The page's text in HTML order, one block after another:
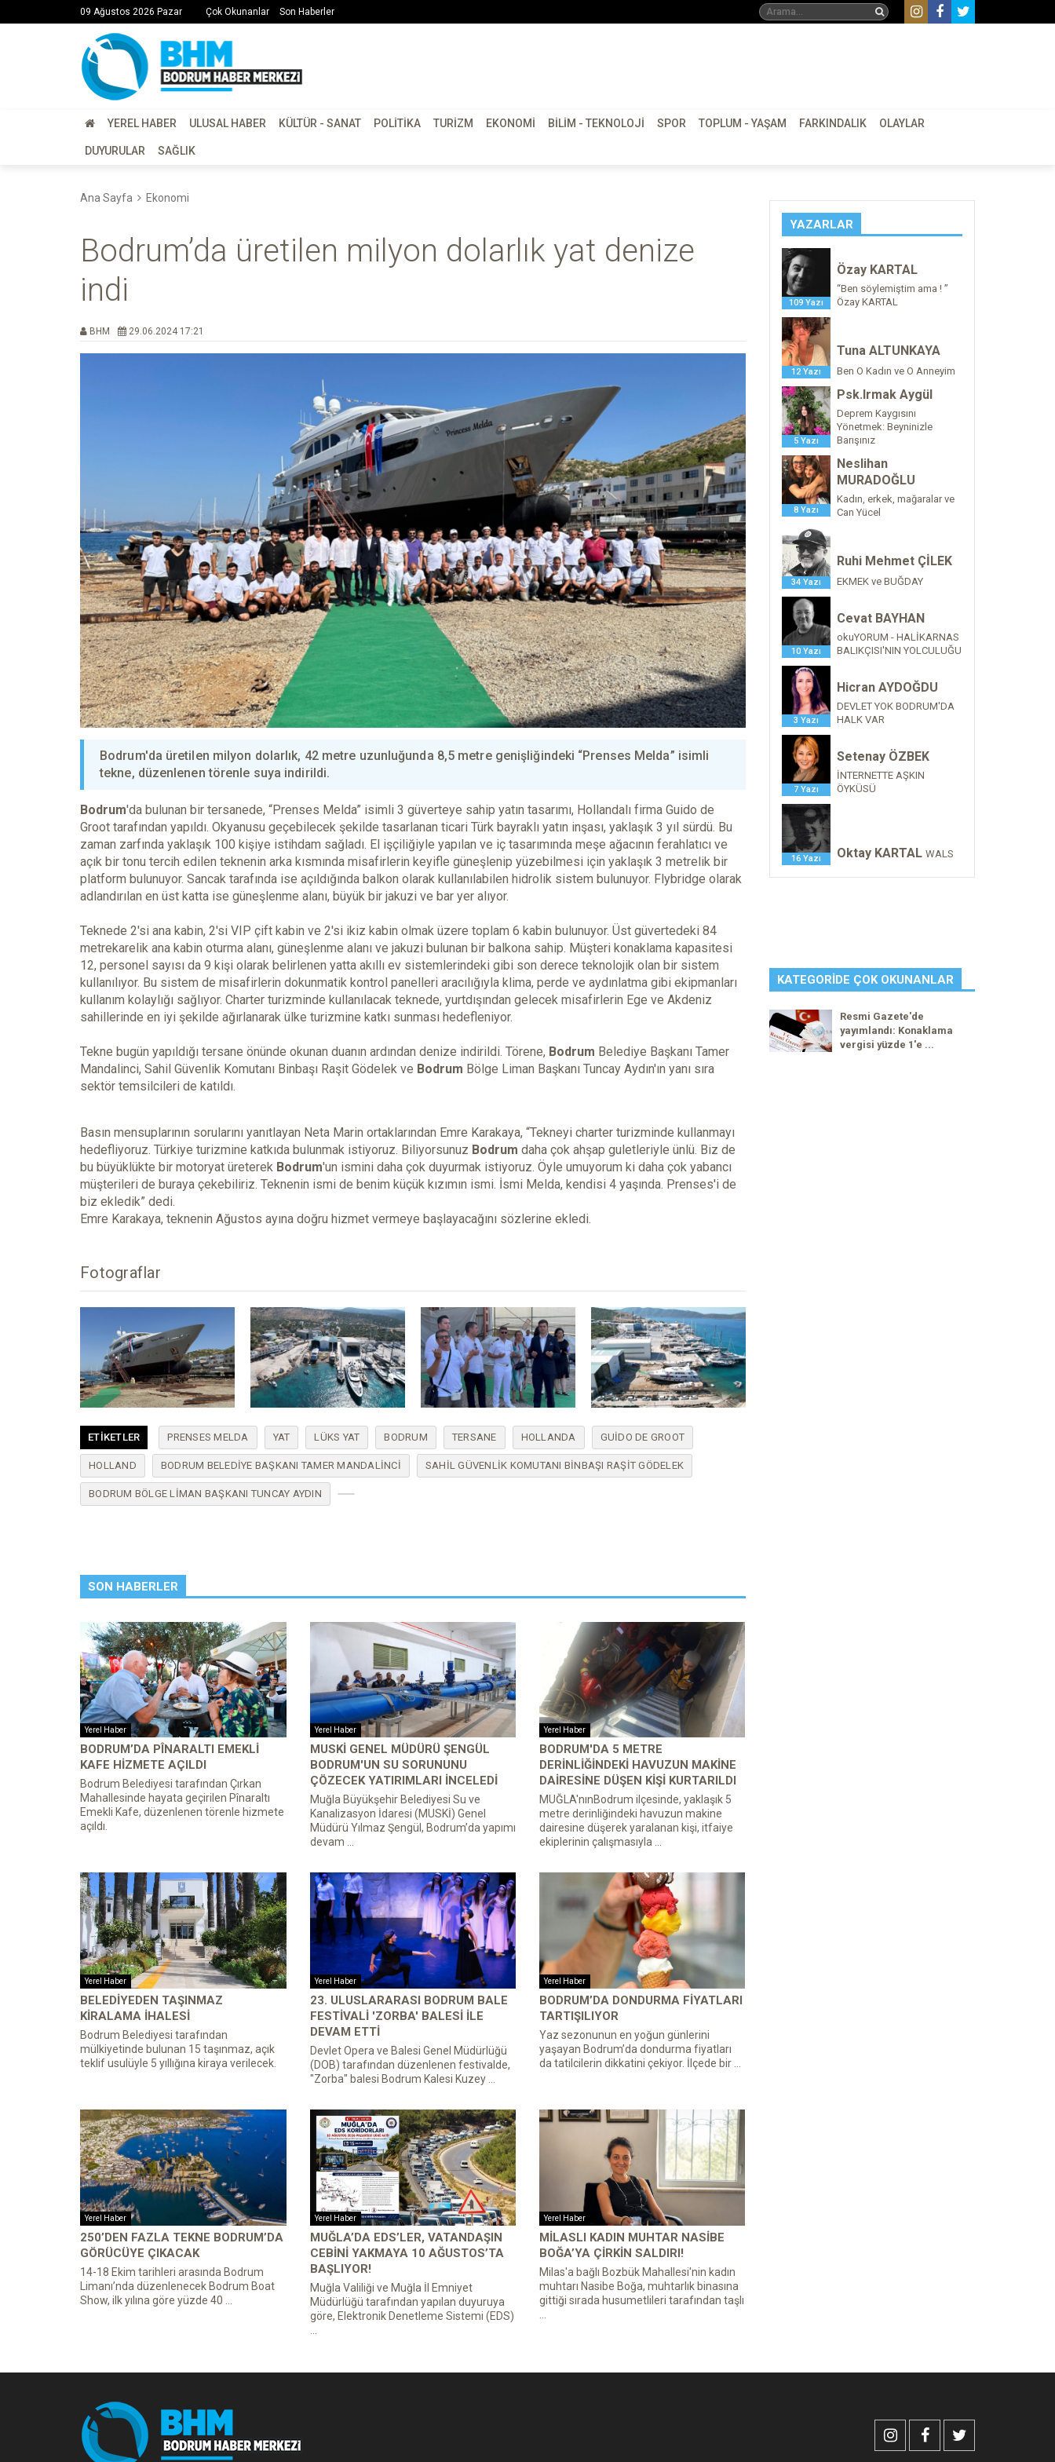
09 Ağustos 2026 Pazar Çok Okunanlar Son Haberler
YEREL HABER ULUSAL HABER KÜLTÜR - SANAT POLITIKA TURIZM EKONOMI BILIM - TEKNOLOJI SPOR TOPLUM - YAŞAM FARKINDALIK OLAYLAR
DUYURULAR SAĞLIK
Ana Sayfa Ekonomi
Bodrum’da üretilen milyon dolarlık yat denize
indi
BHM 29.06.2024 17:21
Bodrum'da üretilen milyon dolarlık, 42 metre uzunluğunda 8,5 metre genişliğindeki “Prenses Melda” isimli
tekne, düzenlenen törenle suya indirildi.
Bodrum'da bulunan bir tersanede, “Prenses Melda” isimli 3 güverteye sahip yatın tasarımı, Hollandalı firma Guido de
Groot tarafından yapıldı. Okyanusu geçebilecek şekilde tasarlanan ticari Türk bayraklı yatın inşası, yaklaşık 3 yıl sürdü. Bu
zaman zarfında yaklaşık 100 kişiye istihdam sağladı. El işçiliğiyle yapılan ve iç tasarımında meşe ağacının ferahlatıcı ve
açık bir tonu tercih edilen teknenin arka kısmında misafirlerin keyifle güneşlenip yüzebilmesi için yaklaşık 3 metrelik bir
platform bulunuyor. Sancak tarafında ise açıldığında balkon olarak kullanılabilen hidrolik sistem bulunuyor. Flybridge olarak
adlandırılan en üst katta ise güneşlenme alanı, büyük bir jakuzi ve bar yer alıyor.
Teknede 2'si ana kabin, 2'si VIP çift kabin ve 2'si ikiz kabin olmak üzere toplam 6 kabin bulunuyor. Üst güvertedeki 84
metrekarelik ana kabin oturma alanı, güneşlenme alanı ve jakuzi bulunan bir balkona sahip. Müşteri konaklama kapasitesi
12, personel sayısı da 9 kişi olarak belirlenen yatta akıllı ev sistemlerindeki gibi son derece teknolojik olan bir sistem
kullanılıyor. Bu sistem de misafirlerin dokunmatik kontrol panelleri aracılığıyla klima, perde ve aydınlatma gibi ekipmanları
kullanım kolaylığı sağlıyor. Charter turizminde kullanılacak teknede, yurtdışından gelecek misafirlerin Ege ve Akdeniz
sahillerinde en iyi şekilde ağırlanarak ülke turizmine katkı sunması hedefleniyor.
Tekne bugün yapıldığı tersane önünde okunan duanın ardından denize indirildi. Törene, Bodrum Belediye Başkanı Tamer
Mandalinci, Sahil Güvenlik Komutanı Binbaşı Raşit Gödelek ve Bodrum Bölge Liman Başkanı Tuncay Aydın'ın yanı sıra
sektör temsilcileri de katıldı.
Basın mensuplarının sorularını yanıtlayan Neta Marin ortaklarından Emre Karakaya, “Tekneyi charter turizminde kullanmayı
hedefliyoruz. Türkiye turizmine katkıda bulunmak istiyoruz. Biliyorsunuz Bodrum daha çok ahşap guletleriyle ünlü. Biz de
bu büyüklükte bir motoryat üreterek Bodrum'un ismini daha çok duyurmak istiyoruz. Öyle umuyorum ki daha çok yabancı
müşterileri de buraya çekebiliriz. Teknenin ismi de benim küçük kızımın ismi. İsmi Melda, kendisi 4 yaşında. Prenses'i de
biz ekledik” dedi.
Emre Karakaya, teknenin Ağustos ayına doğru hizmet vermeye başlayacağını sözlerine ekledi.
Fotograflar
ETIKETLER PRENSES MELDA YAT LÜKS YAT BODRUM TERSANE HOLLANDA GUIDO DE GROOT
HOLLAND BODRUM BELEDIYE BAŞKANI TAMER MANDALINCI SAHIL GÜVENLIK KOMUTANI BINBAŞI RAŞIT GÖDELEK
BODRUM BÖLGE LIMAN BAŞKANI TUNCAY AYDIN
SON HABERLER
Yerel Haber
BODRUM’DA PÎNARALTI EMEKLI
KAFE HIZMETE AÇILDI
Bodrum Belediyesi tarafından Çırkan
Mahallesinde hayata geçirilen Pînaraltı
Emekli Kafe, düzenlenen törenle hizmete
açıldı.
Yerel Haber
MUSKİ GENEL MÜDÜRÜ ŞENGÜL
BODRUM'UN SU SORUNUNU
ÇÖZECEK YATIRIMLARI INCELEDI
Muğla Büyükşehir Belediyesi Su ve
Kanalizasyon İdaresi (MUSKİ) Genel
Müdürü Yılmaz Şengül, Bodrum’da yapımı
devam ...
Yerel Haber
BODRUM'DA 5 METRE
DERINLIĞINDEKI HAVUZUN MAKINE
DAIRESINE DÜŞEN KIŞI KURTARILDI
MUĞLA'nınBodrum ilçesinde, yaklaşık 5
metre derinliğindeki havuzun makine
dairesine düşerek yaralanan kişi, itfaiye
ekiplerinin çalışmasıyla ...
Yerel Haber
BELEDIYEDEN TAŞINMAZ
KIRALAMA İHALESI
Bodrum Belediyesi tarafından
mülkiyetinde bulunan 15 taşınmaz, açık
teklif usulüyle 5 yıllığına kiraya verilecek.
Yerel Haber
23. ULUSLARARASI BODRUM BALE
FESTIVALI 'ZORBA' BALESI ILE
DEVAM ETTI
Devlet Opera ve Balesi Genel Müdürlüğü
(DOB) tarafından düzenlenen festivalde,
"Zorba" balesi Bodrum Kalesi Kuzey ...
Yerel Haber
BODRUM’DA DONDURMA FIYATLARI
TARTIŞILIYOR
Yaz sezonunun en yoğun günlerini
yaşayan Bodrum’da dondurma fiyatları
da tatilcilerin dikkatini çekiyor. İlçede bir ...
Yerel Haber
250’DEN FAZLA TEKNE BODRUM’DA
GÖRÜCÜYE ÇIKACAK
14-18 Ekim tarihleri arasında Bodrum
Limanı’nda düzenlenecek Bodrum Boat
Show, ilk yılına göre yüzde 40 ...
Yerel Haber
MUĞLA’DA EDS’LER, VATANDAŞIN
CEBINI YAKMAYA 10 AĞUSTOS’TA
BAŞLIYOR!
Muğla Valiliği ve Muğla İl Emniyet
Müdürlüğü tarafından yapılan duyuruya
göre, Elektronik Denetleme Sistemi (EDS)
Yerel Haber
MILASLI KADIN MUHTAR NASIBE
BOĞA’YA ÇIRKIN SALDIRI!
Milas'a bağlı Bozbük Mahallesi'nin kadın
muhtarı Nasibe Boğa, muhtarlık binasına
gittiği sırada husumetlileri tarafından taşlı
YAZARLAR
109 Yazı
Özay KARTAL
“Ben söylemiştim ama ! ”
Özay KARTAL
12 Yazı
Tuna ALTUNKAYA
Ben O Kadın ve O Anneyim
5 Yazı
Psk.Irmak Aygül
Deprem Kaygısını
Yönetmek: Beyninizle
Barışınız
8 Yazı
Neslihan
MURADOĞLU
Kadın, erkek, mağaralar ve
Can Yücel
34 Yazı
Ruhi Mehmet ÇİLEK
EKMEK ve BUĞDAY
10 Yazı
Cevat BAYHAN
okuYORUM - HALİKARNAS
BALIKÇISI'NIN YOLCULUĞU
3 Yazı
Hicran AYDOĞDU
DEVLET YOK BODRUM'DA
HALK VAR
7 Yazı
Setenay ÖZBEK
İNTERNETTE AŞKIN
ÖYKÜSÜ
16 Yazı Oktay KARTAL WALS
KATEGORIDE ÇOK OKUNANLAR
Resmi Gazete'de
yayımlandı: Konaklama
vergisi yüzde 1'e ...